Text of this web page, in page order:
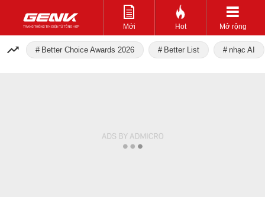
Mới Hot Mở rộng
Better Choice Awards 2026 Better List nhạc AI